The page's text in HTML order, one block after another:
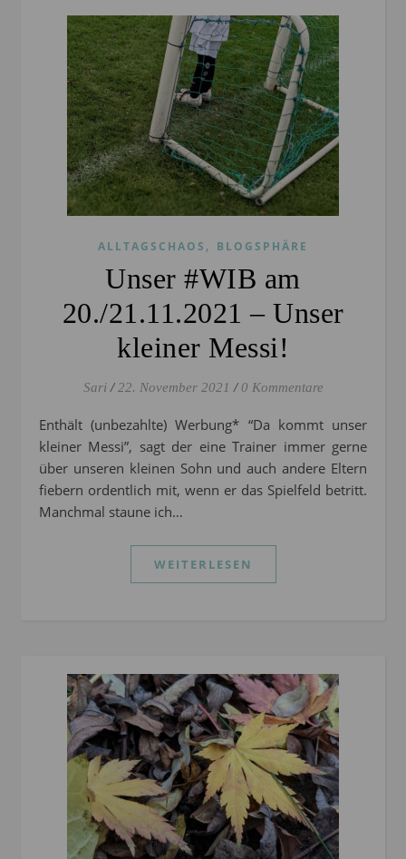
ALLTAGSCHAOS , BLOGSPHÄRE
Unser #WIB am
20./21.11.2021 – Unser
kleiner Messi!
Sari / 22. November 2021 / 0 Kommentare
Enthält (unbezahlte) Werbung* “Da kommt unser
kleiner Messi”, sagt der eine Trainer immer gerne
über unseren kleinen Sohn und auch andere Eltern
fiebern ordentlich mit, wenn er das Spielfeld betritt.
Manchmal staune ich…
WEITERLESEN